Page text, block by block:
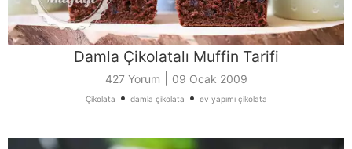
Damla Çikolatalı Muffin Tarifi
427 Yorum 09 Ocak 2009
Çikolata • damla çikolata • ev yapımı çikolata